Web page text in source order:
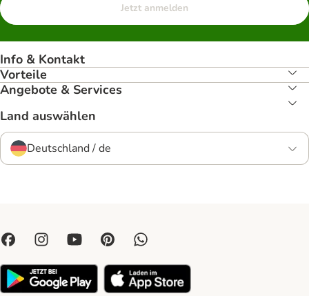
Jetzt anmelden
Info & Kontakt
Vorteile
Angebote & Services
Land auswählen
Deutschland / de